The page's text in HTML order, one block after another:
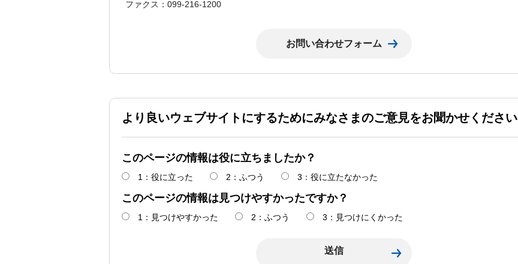
ファクス：099-216-1200
より良いウェブサイトにするためにみなさまのご意見をお聞かせください
このページの情報は役に立ちましたか？
1：役に立った 2：ふつう 3：役に立たなかった
このページの情報は見つけやすかったですか？
1：見つけやすかった 2：ふつう 3：見つけにくかった